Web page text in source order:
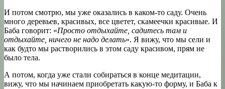
И потом смотрю, мы уже оказались в каком-то саду. Очень
много деревьев, красивых, все цветет, скамеечки красивые. И
Баба говорит: «Просто отдыхайте, садитесь там и
отдыхайте, ничего не надо делать». Я вижу, что мы сели и
как будто мы растворились в этом саду красивом, прям не
было тела.
А потом, когда уже стали собираться в конце медитации,
вижу, что мы начинаем приобретать какую-то форму, и Баба к